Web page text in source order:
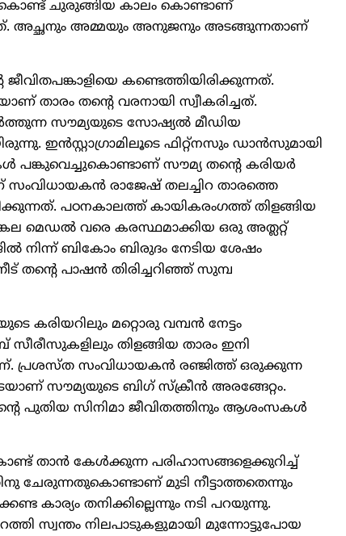
ചുരുങ്ങിയ കാലം കൊണ്ടാണ്
അച്ഛനും അമ്മയും അനുജനും അടങ്ങുന്നതാണ്
കണ്ടെത്തിയിരിക്കുന്നത്.
താരം തന്റെ വരനായി സ്വീകരിച്ചത്.
സൗമ്യയുടെ സോഷ്യല്‍ മീഡിയ
ഇന്‍സ്റ്റാഗ്രാമിലൂടെ ഫിറ്റ്‌നസും ഡാന്‍സുമായി
പങ്കുവെച്ചുകൊണ്ടാണ് സൗമ്യ തന്റെ കരിയര്‍
രാജേഷ് തലച്ചിറ താരത്തെ
പഠനകാലത്ത് കായികരംഗത്ത് തിളങ്ങിയ
മെഡല്‍ വരെ കരസ്ഥമാക്കിയ ഒരു അത്ലറ്റ്
ബികോം ബിരുദം നേടിയ ശേഷം
തന്റെ പാഷന്‍ തിരിച്ചറിഞ്ഞ് സുമ്പ
കരിയറിലും മറ്റൊരു വമ്പന്‍ നേട്ടം
സീരീസുകളിലും തിളങ്ങിയ താരം ഇനി
പ്രശസ്ത സംവിധായകന്‍ രഞ്ജിത്ത് ഒരുക്കുന്ന
സൗമ്യയുടെ ബിഗ് സ്‌ക്രീന്‍ അരങ്ങേറ്റം.
പുതിയ സിനിമാ ജീവിതത്തിനും ആശംസകള്‍
താന്‍ കേള്‍ക്കുന്ന പരിഹാസങ്ങളെക്കുറിച്ച്
ചേരുന്നതുകൊണ്ടാണ് മുടി നീട്ടാത്തതെന്നും
കാര്യം തനിക്കില്ലെന്നും നടി പറയുന്നു.
സ്വന്തം നിലപാടുകളുമായി മുന്നോട്ടുപോയ